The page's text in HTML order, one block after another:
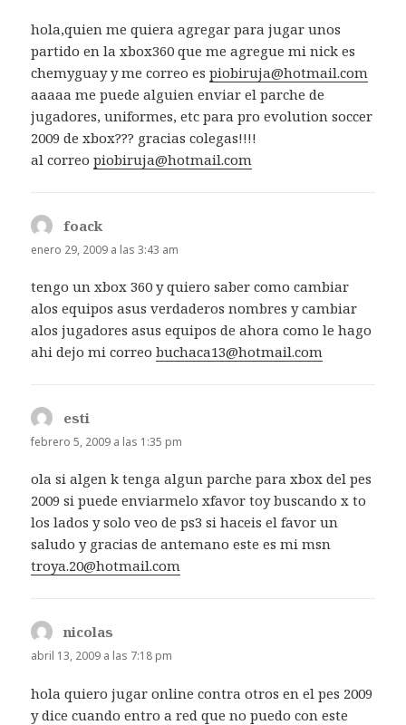
hola,quien me quiera agregar para jugar unos
partido en la xbox360 que me agregue mi nick es
chemyguay y me correo espiobiruja@hotmail.com
aaaaa me puede alguien enviar el parche de
jugadores, uniformes, etc para pro evolution soccer
2009 de xbox??? gracias colegas!!!!
al correopiobiruja@hotmail.com
foack
enero 29, 2009 a las 3:43 am
tengo un xbox 360 y quiero saber como cambiar
alos equipos asus verdaderos nombres y cambiar
alos jugadores asus equipos de ahora como le hago
ahi dejo mi correobuchaca13@hotmail.com
esti
febrero 5, 2009 a las 1:35 pm
ola si algen k tenga algun parche para xbox del pes
2009 si puede enviarmelo xfavor toy buscando x to
los lados y solo veo de ps3 si haceis el favor un
saludo y gracias de antemano este es mi msn
troya.20@hotmail.com
nicolas
abril 13, 2009 a las 7:18 pm
hola quiero jugar online contra otros en el pes 2009
y dice cuando entro a red que no puedo con este